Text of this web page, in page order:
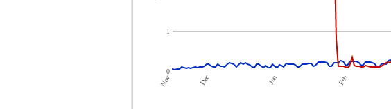
Nov Dec Jan Feb
0
1